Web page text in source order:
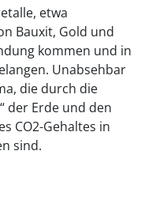
etwa
Bauxit, Gold und
kommen und in
Unabsehbar
die durch die
der Erde und den
CO2-Gehaltes in
sind.